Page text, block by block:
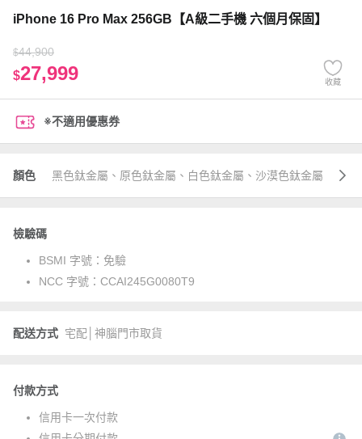
iPhone 16 Pro Max 256GB【A級二手機 六個月保固】
$44,900
$27,999 收藏
※不適用優惠券
顏色 黑色鈦金屬、原色鈦金屬、白色鈦金屬、沙漠色鈦金屬
檢驗碼
BSMI 字號： 免驗
NCC 字號： CCAI245G0080T9
配送方式 宅配│神腦門市取貨
付款方式
信用卡一次付款